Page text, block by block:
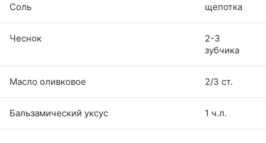
Соль щепотка
Чеснок
2-3
зубчика
Масло оливковое 2/3 ст.
Бальзамический уксус 1 ч.л.